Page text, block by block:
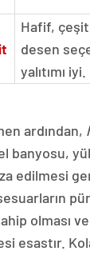
Hafif,
desen
yalıtımı iyi.
ardından,
banyosu,
edilmesi
olması
esastır.